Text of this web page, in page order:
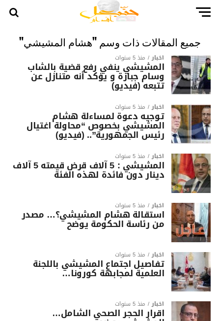
جميع المقالات ذات وسم "هشام المشيشي"
أخبار منذ 5 سنوات
المشيشي ينفي رفع قضية بالشاب
وسام جبارة و يؤكد أنه متنازل عن
تتبعه (فيديو)
أخبار منذ 5 سنوات
توجيه دعوة لمساءلة هشام
المشيشي بخصوص “محاولة اغتيال
رئيس الجمهورية”.. (فيديو)
أخبار منذ 5 سنوات
المشيشي : 5 آلاف قرض قيمته 5 آلاف
دينار دون فائدة لهذه الفئة
أخبار منذ 5 سنوات
استقالة هشام المشيشي؟… مصدر
من رئاسة الحكومة يوضح
أخبار منذ 5 سنوات
تفاصيل اجتماع المشيشي باللجنة
العلمية لمجابهة كورونا…
أخبار منذ 5 سنوات
اقرار الحجر الصحي الشامل…